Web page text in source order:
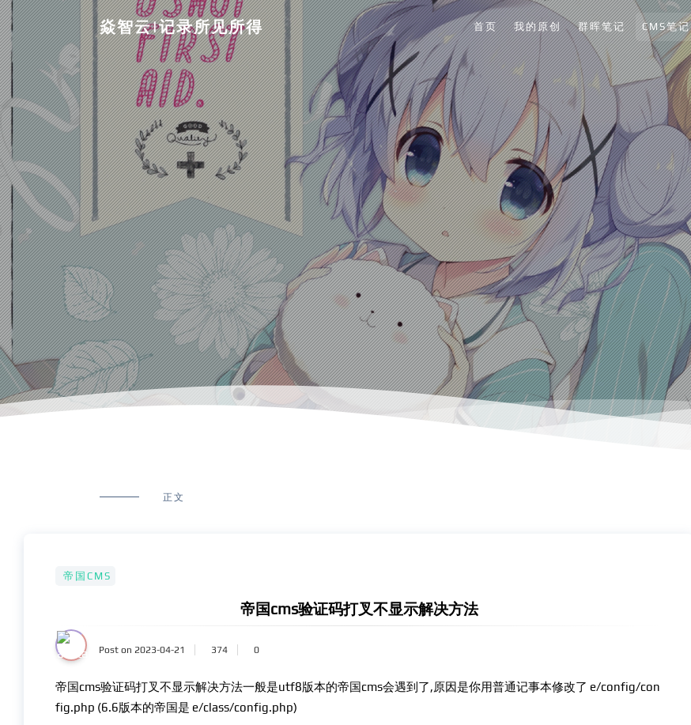
焱智云|记录所见所得 首页 我的原创 群晖笔记 CMS笔记
正文
帝国CMS
帝国cms验证码打叉不显示解决方法
Post on 2023-04-21 374 0
帝国cms验证码打叉不显示解决方法一般是utf8版本的帝国cms会遇到了,原因是你用普通记事本修改了 e/config/con
fig.php (6.6版本的帝国是 e/class/config.php)